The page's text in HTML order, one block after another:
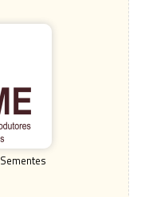
Sementes